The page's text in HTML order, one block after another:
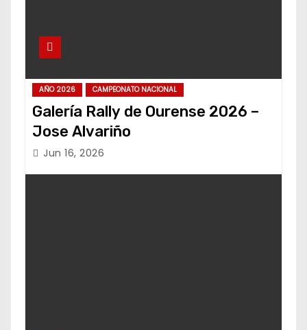
AÑO 2026 CAMPEONATO NACIONAL
Galería Rally de Ourense 2026 –
Jose Alvariño
Jun 16, 2026